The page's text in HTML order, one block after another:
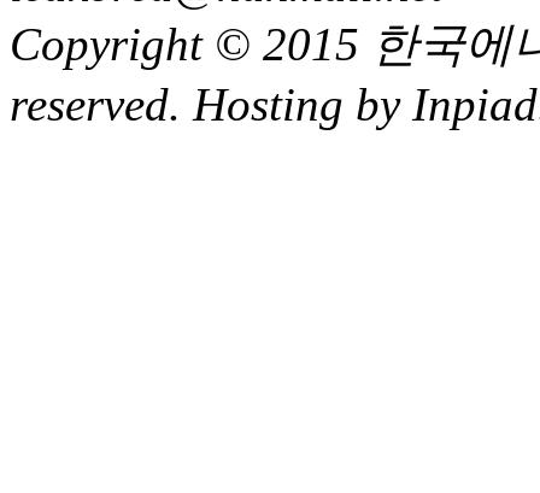
Copyright © 2015 한국에
reserved. Hosting by